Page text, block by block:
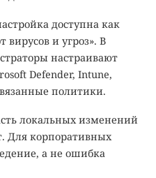
доступна как
вирусов и угроз». В
настраивают
Defender, Intune,
политики.
локальных изменений
Для корпоративных
а не ошибка